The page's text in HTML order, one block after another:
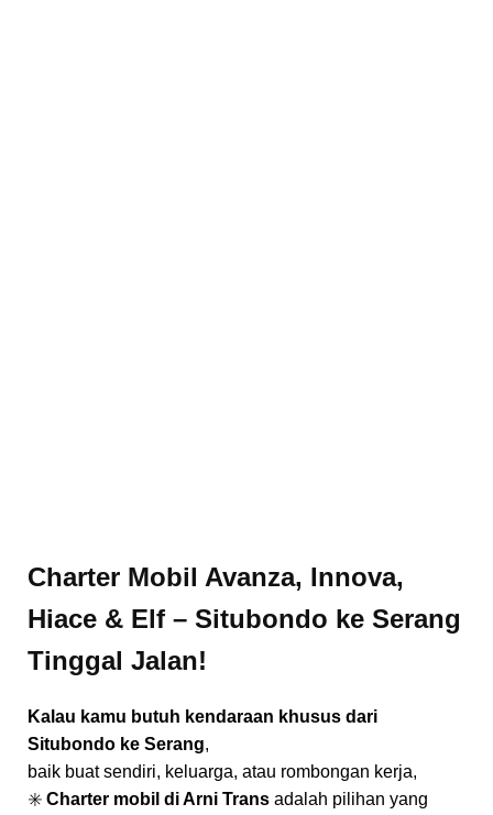
Charter Mobil Avanza, Innova,
Hiace & Elf – Situbondo ke Serang
Tinggal Jalan!
Kalau kamu butuh kendaraan khusus dari
Situbondo ke Serang,
baik buat sendiri, keluarga, atau rombongan kerja,
✳️ Charter mobil di Arni Trans adalah pilihan yang